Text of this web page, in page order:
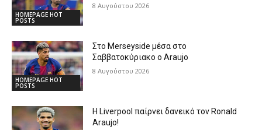
HOMEPAGE HOT
POSTS
8 Αυγούστου 2026
HOMEPAGE HOT
POSTS
Στο Merseyside μέσα στο
Σαββατοκύριακο ο Araujo
8 Αυγούστου 2026
Η Liverpool παίρνει δανεικό τον Ronald
Araujo!